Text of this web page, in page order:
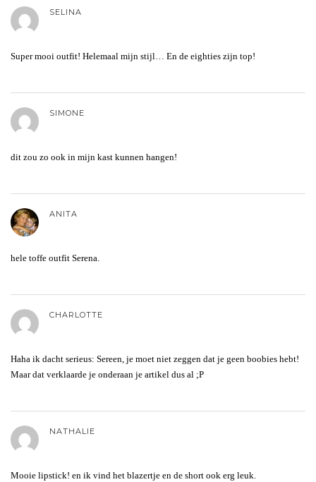
SELINA
Super mooi outfit! Helemaal mijn stijl… En de eighties zijn top!
SIMONE
dit zou zo ook in mijn kast kunnen hangen!
ANITA
hele toffe outfit Serena.
CHARLOTTE
Haha ik dacht serieus: Sereen, je moet niet zeggen dat je geen boobies hebt!
Maar dat verklaarde je onderaan je artikel dus al ;P
NATHALIE
Mooie lipstick! en ik vind het blazertje en de short ook erg leuk.